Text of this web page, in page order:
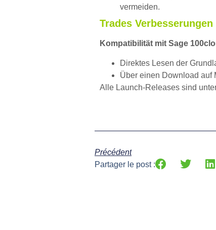
vermeiden.
Trades Verbesserungen
Kompatibilität mit Sage
Direktes Lesen der
Über einen Download auf
Alle Launch-Releases sind
Précédent
Partager le post :